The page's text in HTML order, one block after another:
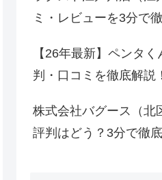
ミ・レビューを3分で
【26年最新】ペンタ
判・口コミを徹底解説！
株式会社バグース（北
評判はどう？3分で徹底